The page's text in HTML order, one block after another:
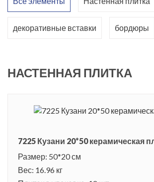
Палаццо Кузани - это историческое здание
дворец был возведен в 17 веке.
украшен пилястрами и искусной лепниной.
восхищение вызывают роскошные залы,
декоративные вставки бордюры
НАСТЕННАЯ ПЛИТКА
7225 Кузани 20*50 керамическая
Размер: 50*20 см
Вес: 16.96 кг